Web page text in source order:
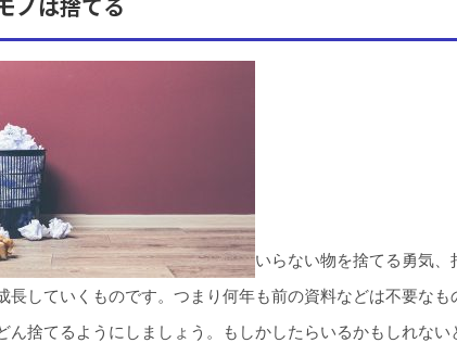
いらない物を捨てる勇気
長していくものです。つまり何年も前の資料などは不要な
ん捨てるようにしましょう。もしかしたらいるかもしれな